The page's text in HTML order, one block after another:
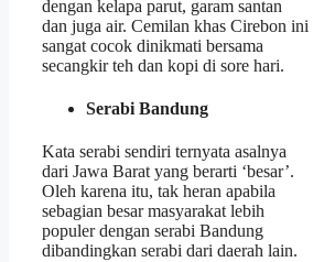
dengan kelapa parut, garam santan
dan juga air. Cemilan khas Cirebon ini
sangat cocok dinikmati bersama
secangkir teh dan kopi di sore hari.
Serabi Bandung
Kata serabi sendiri ternyata asalnya
dari Jawa Barat yang berarti ‘besar’.
Oleh karena itu, tak heran apabila
sebagian besar masyarakat lebih
populer dengan serabi Bandung
dibandingkan serabi dari daerah lain.